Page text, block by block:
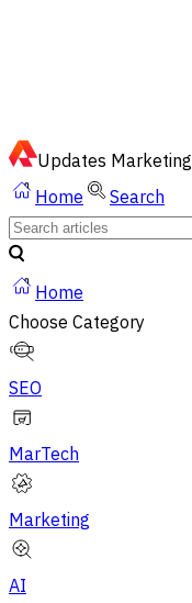
Updates Marketing
Home
Search
Home
Choose Category
SEO
MarTech
Marketing
AI